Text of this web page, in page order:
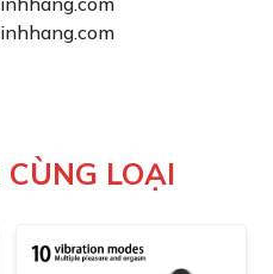
LOẠI